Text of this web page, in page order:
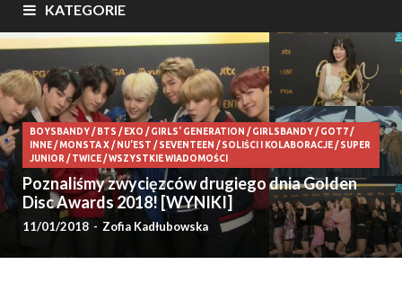
KATEGORIE
BOYSBANDY/BTS / EXO /GIRLS' GENERATION /GIRLSBANDY/GOT7/
INNE/MONSTA X/ NU'EST /SEVENTEEN /SOLIŚCI I KOLABORACJE/SUPER
JUNIOR /TWICE/WSZYSTKIE WIADOMOŚCI
Poznaliśmy zwycięzców drugiego dnia Golden
Disc Awards 2018! [WYNIKI]
11/01/2018 - Zofia Kadłubowska